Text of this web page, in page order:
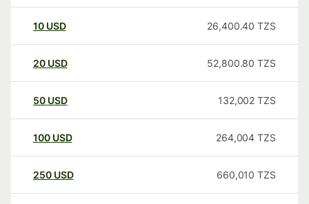
10 USD 26,400.40 TZS
20 USD 52,800.80 TZS
50 USD 132,002 TZS
100 USD 264,004 TZS
250 USD 660,010 TZS